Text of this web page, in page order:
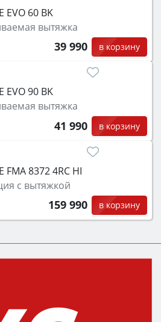
EVO 60 BK
вытяжка
39 990 в корзину
EVO 90 BK
вытяжка
41 990 в корзину
FMA 8372 4RC HI
с вытяжкой
159 990 в корзину